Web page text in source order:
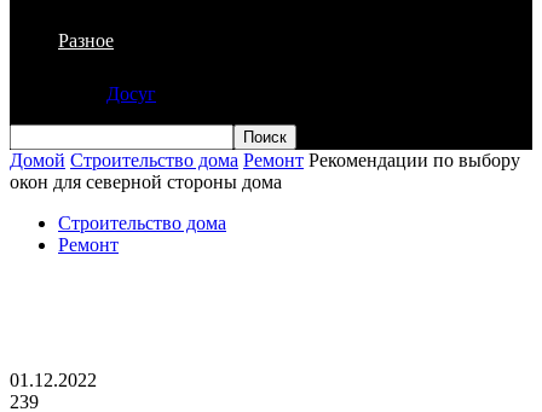
Разное
Досуг
Домой Строительство дома Ремонт Рекомендации по выбору
окон для северной стороны дома
Строительство дома
Ремонт
01.12.2022
239